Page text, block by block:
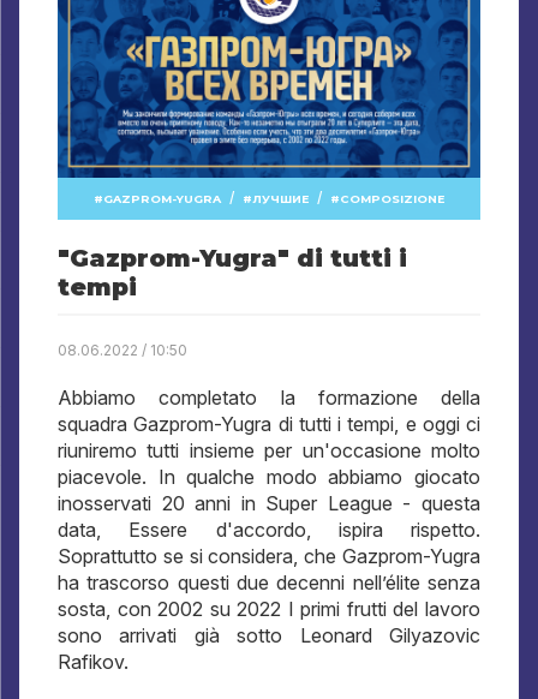
GAZPROM-YUGRA / ЛУЧШИЕ / COMPOSIZIONE
"Gazprom-Yugra" di tutti i
tempi
08.06.2022 / 10:50
Abbiamo completato la formazione della
squadra Gazprom-Yugra di tutti i tempi, e oggi ci
riuniremo tutti insieme per un'occasione molto
piacevole. In qualche modo abbiamo giocato
inosservati 20 anni in Super League - questa
data, Essere d'accordo, ispira rispetto.
Soprattutto se si considera, che Gazprom-Yugra
ha trascorso questi due decenni nell’élite senza
sosta, con 2002 su 2022 I primi frutti del lavoro
sono arrivati ​​già sotto Leonard Gilyazovic
Rafikov.